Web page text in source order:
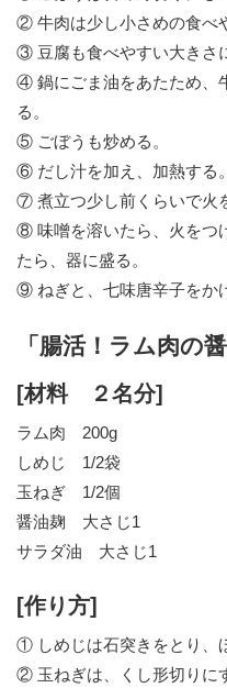
② 牛肉は少し小さめの食べ
③ 豆腐も食べやすい大きさ
④ 鍋にごま油をあたため、
る。
⑤ ごぼうも炒める。
⑥ だし汁を加え、加熱する。
⑦ 煮立つ少し前くらいで火
⑧ 味噌を溶いたら、火をつ
たら、器に盛る。
⑨ ねぎと、七味唐辛子をか
「腸活！ラム肉の
[材料 ２名分]
ラム肉 200g
しめじ 1/2袋
玉ねぎ 1/2個
醤油麹 大さじ1
サラダ油 大さじ1
[作り方]
① しめじは石突きをとり、
② 玉ねぎは、くし形切りに